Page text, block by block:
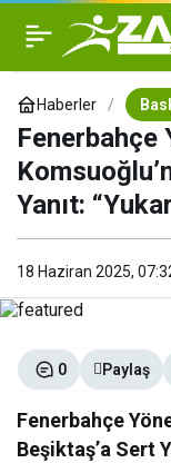
Haberler
Fenerbahçe
Yanıt:
18 Haziran 2025,
0 Paylaş
Fenerbahçe
Beşiktaş’a Sert
Fenerbahçe
Sertaç
Beşiktaş’a Sert
“Yukarıda Allah